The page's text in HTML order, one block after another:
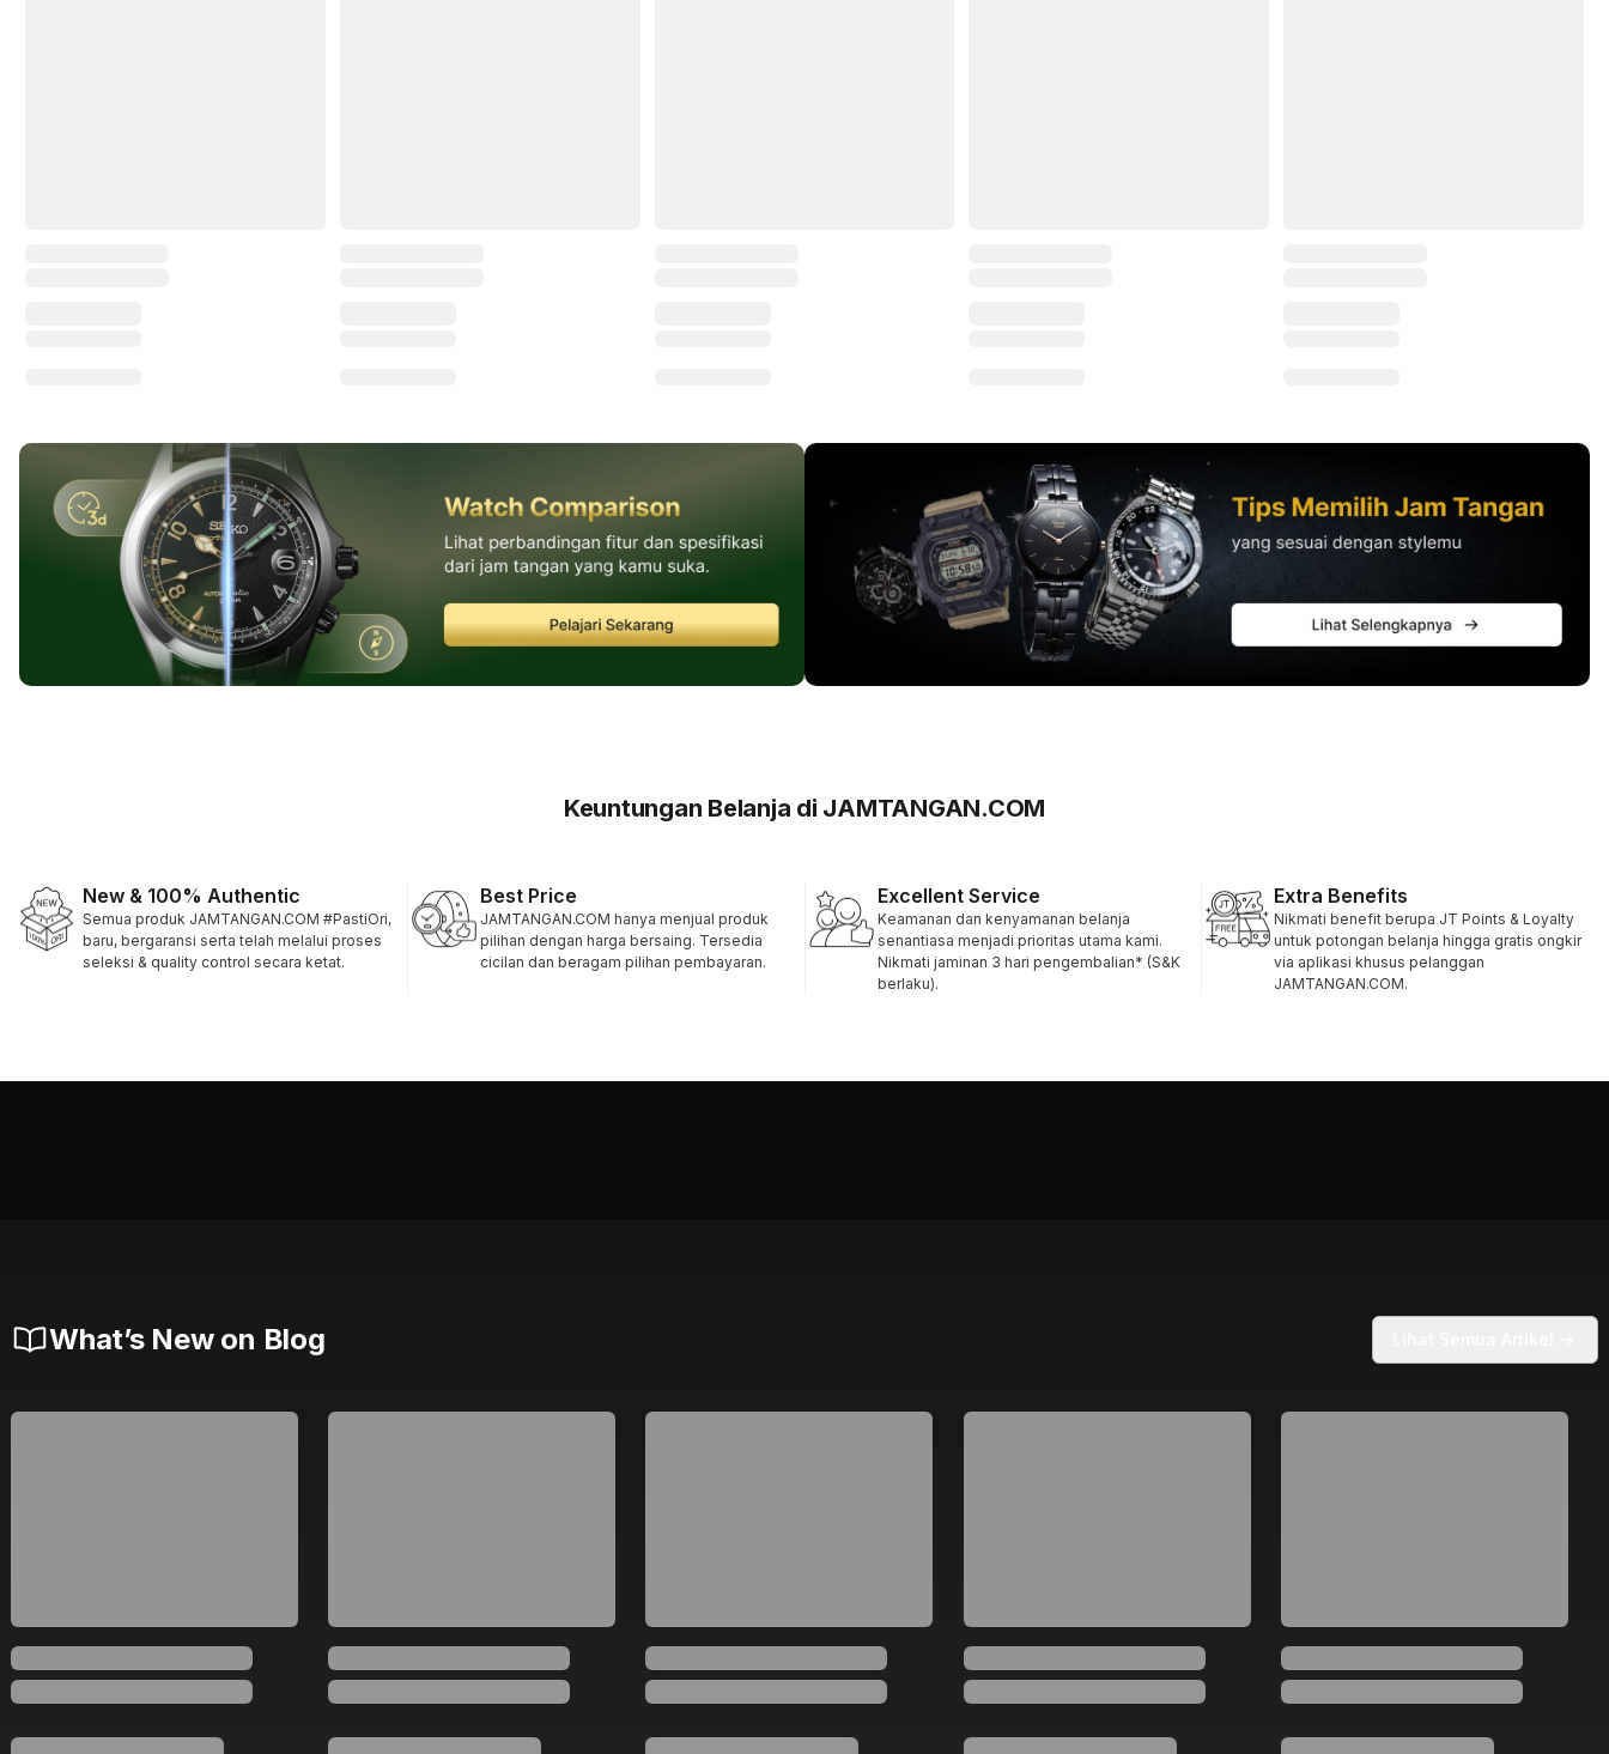
Keuntungan Belanja di JAMTANGAN.COM
New & 100% Authentic
Semua produk JAMTANGAN.COM #PastiOri,
baru, bergaransi serta telah melalui proses
seleksi & quality control secara ketat.
Best Price
JAMTANGAN.COM hanya menjual produk
pilihan dengan harga bersaing. Tersedia
cicilan dan beragam pilihan pembayaran.
Excellent Service
Keamanan dan kenyamanan belanja
senantiasa menjadi prioritas utama kami.
Nikmati jaminan 3 hari pengembalian* (S&K
berlaku).
Extra Benefits
Nikmati benefit berupa JT Points & Loyalty
untuk potongan belanja hingga gratis ongkir
via aplikasi khusus pelanggan
JAMTANGAN.COM.
What’s New on Blog